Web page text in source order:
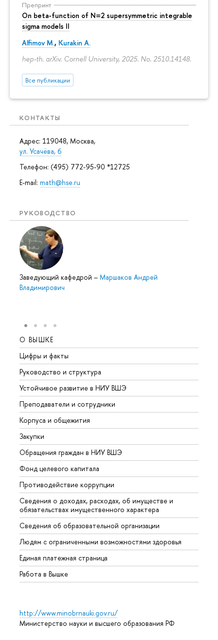
Препринт
On beta-function of N=2 supersymmetric integrable
sigma models II
Alfimov M., Kurakin A.
hep-th. arXiv. Cornell University, 2025. No. 2510.14148.
Все публикации
КОНТАКТЫ
Адрес: 119048, Москва,
ул. Усачёва, 6
Телефон: (495) 772-95-90 *12725
E-mail: math@hse.ru
РУКОВОДСТВО
Заведующий кафедрой – Маршаков Андрей
Владимирович
О ВЫШКЕ
Цифры и факты
Руководство и структура
Устойчивое развитие в НИУ ВШЭ
Преподаватели и сотрудники
Корпуса и общежития
Закупки
Обращения граждан в НИУ ВШЭ
Фонд целевого капитала
Противодействие коррупции
Сведения о доходах, расходах, об имуществе и
обязательствах имущественного характера
Сведения об образовательной организации
Людям с ограниченными возможностями здоровья
Единая платежная страница
Работа в Вышке
http://www.minobrnauki.gov.ru/
Министерство науки и высшего образования РФ